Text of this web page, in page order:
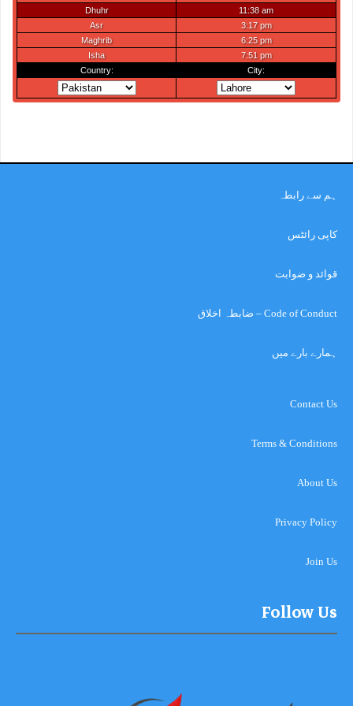
ہم سے رابطہ
کاپی رائٹس
قوائد و ضوابت
Code of Conduct – ضابطہ اخلاق
ہمارے بارے میں
Contact Us
Terms & Conditions
About Us
Privacy Policy
Join Us
Follow Us